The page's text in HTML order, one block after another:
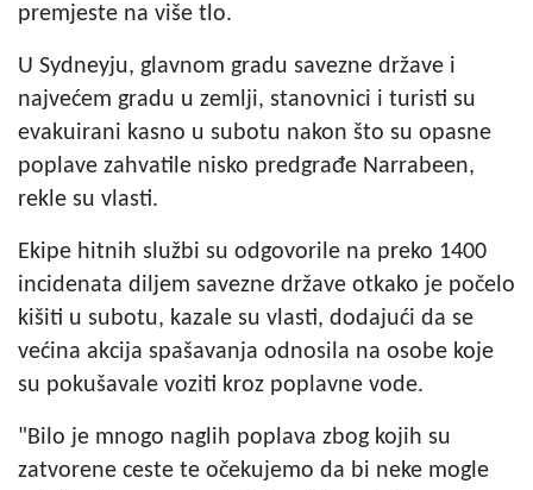
premjeste na više tlo.
U Sydneyju, glavnom gradu savezne države i
najvećem gradu u zemlji, stanovnici i turisti su
evakuirani kasno u subotu nakon što su opasne
poplave zahvatile nisko predgrađe Narrabeen,
rekle su vlasti.
Ekipe hitnih službi su odgovorile na preko 1400
incidenata diljem savezne države otkako je počelo
kišiti u subotu, kazale su vlasti, dodajući da se
većina akcija spašavanja odnosila na osobe koje
su pokušavale voziti kroz poplavne vode.
"Bilo je mnogo naglih poplava zbog kojih su
zatvorene ceste te očekujemo da bi neke mogle